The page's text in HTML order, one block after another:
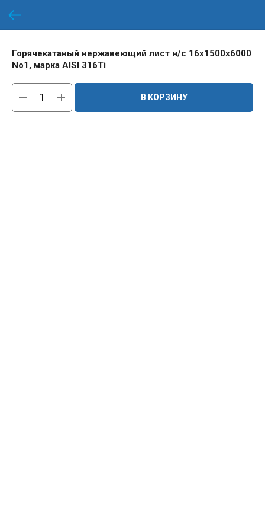
Горячекатаный нержавеющий лист н/с 16х1500х6000
No1, марка AISI 316Ti
В КОРЗИНУ